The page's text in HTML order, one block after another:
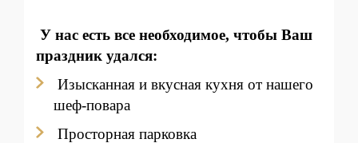
У нас есть все необходимое, чтобы Ваш
праздник удался:
Изысканная и вкусная кухня от нашего
шеф-повара
Просторная парковка